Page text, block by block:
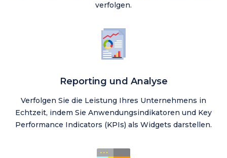
verfolgen.
Reporting und Analyse
Verfolgen Sie die Leistung Ihres Unternehmens in
Echtzeit, indem Sie Anwendungsindikatoren und Key
Performance Indicators (KPIs) als Widgets darstellen.